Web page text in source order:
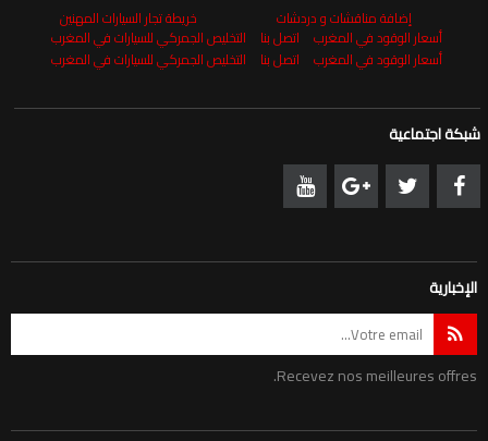
إضافة مناقشات و دردشات
خريطة تجار السيارات المهنين
أسعار الوقود في المغرب اتصل بنا
التخليص الجمركي للسيارات في المغرب
أسعار الوقود في المغرب
اتصل بنا التخليص الجمركي للسيارات في المغرب
شبكة اجتماعية
الإخبارية
Recevez nos meilleures offres.